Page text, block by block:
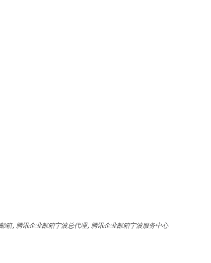
箱,腾讯企业邮箱宁波总代理,腾讯企业邮箱宁波服务中心